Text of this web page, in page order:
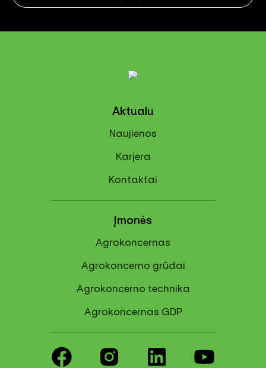
Aktualu
Naujienos
Karjera
Kontaktai
Įmonės
Agrokoncernas
Agrokoncerno grūdai
Agrokoncerno technika
Agrokoncernas GDP